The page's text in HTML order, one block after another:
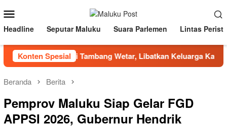
ke
kontenMobile
Headline Seputar Maluku Suara Parlemen Lintas
Konten Spesial
Visit BKP-BTR di Tambang Wetar, Libatkan Keluarga
Beranda Berita
Pemprov Maluku Siap Gelar FGD
APPSI 2026, Gubernur Hendrik